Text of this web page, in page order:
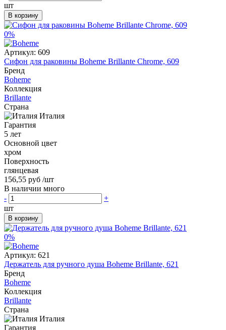
шт
В корзину
0%
Артикул: 609
Сифон для раковины Boheme Brillante Chrome, 609
Бренд
Boheme
Коллекция
Brillante
Страна
Италия
Гарантия
5 лет
Основной цвет
хром
Поверхность
глянцевая
156,55 руб /шт
В наличии много
-
+
шт
В корзину
0%
Артикул: 621
Держатель для ручного душа Boheme Brillante, 621
Бренд
Boheme
Коллекция
Brillante
Страна
Италия
Гарантия